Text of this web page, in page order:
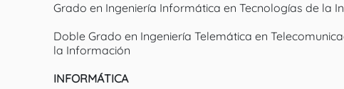
Grado en Ingeniería Informática en Tecnologías de la
Doble Grado en Ingeniería Telemática en
la Información
INFORMÁTICA